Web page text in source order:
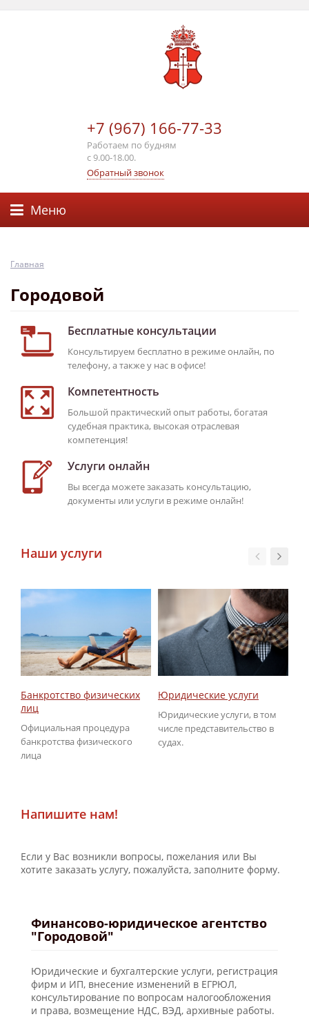
+7 (967) 166-77-33
Работаем по будням
с 9.00-18.00.
Обратный звонок
Меню
Главная
Городовой
Бесплатные консультации
Консультируем бесплатно в режиме онлайн, по
телефону, а также у нас в офисе!
Компетентность
Большой практический опыт работы, богатая
судебная практика, высокая отраслевая
компетенция!
Услуги онлайн
Вы всегда можете заказать консультацию,
документы или услуги в режиме онлайн!
Наши услуги
Банкротство физических
лиц
Официальная процедура
банкротства физического
лица
Юридические услуги
Юридические услуги, в том
числе представительство в
судах.
Напишите нам!
Если у Вас возникли вопросы, пожелания или Вы
хотите заказать услугу, пожалуйста, заполните форму.
Финансово-юридическое агентство
"Городовой"
Юридические и бухгалтерские услуги, регистрация
фирм и ИП, внесение изменений в ЕГРЮЛ,
консультирование по вопросам налогообложения
и права, возмещение НДС, ВЭД, архивные работы.